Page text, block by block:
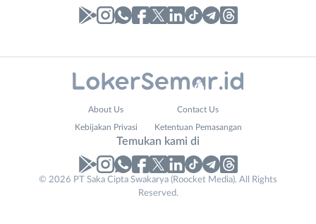
No. Telp /
About Us Contact Us
Kebijakan Privasi Ketentuan Pemasangan
Temukan kami di
© 2026 PT Saka Cipta Swakarya (Roocket Media). All Rights
Reserved.